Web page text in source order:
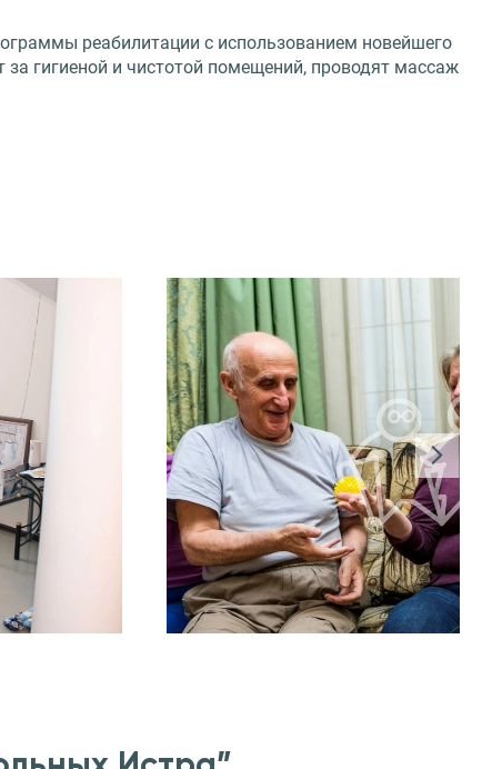
реабилитации с использованием новейшего
гигиеной и чистотой помещений, проводят массаж